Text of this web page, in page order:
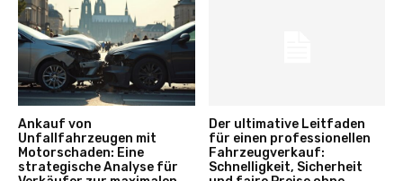
Ankauf von
Unfallfahrzeugen mit
Motorschaden: Eine
strategische Analyse für
Der ultimative Leitfaden
für einen professionellen
Fahrzeugverkauf:
Schnelligkeit, Sicherheit